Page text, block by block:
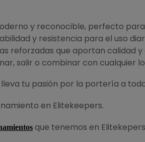
y reconocible, perfecto
y resistencia para el uso
reforzadas que aportan calidad y
salir o combinar con cualquier
tu pasión por la portería a
en Elitekeepers.
que tenemos en Elitekepers